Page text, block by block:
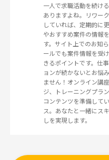
一人で求職活動を続け
ありますよね。リワー
していれば、定期的に
やおすすめ案件の情報
す。サイト上でのお知
ールでも案件情報を受
きるポイントです。仕
ョンが続かないとお悩
ません！オンライン講
ジ、トレーニングプラ
コンテンツを準備して
ス。あなたと一緒にス
しを実現します。